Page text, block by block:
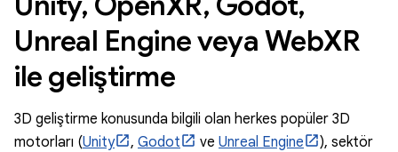
Unreal Engine veya WebXR
ile geliştirme
3D geliştirme konusunda bilgili olan herkes popüler 3D
motorları (Unity , Godot ve Unreal Engine
), sektör